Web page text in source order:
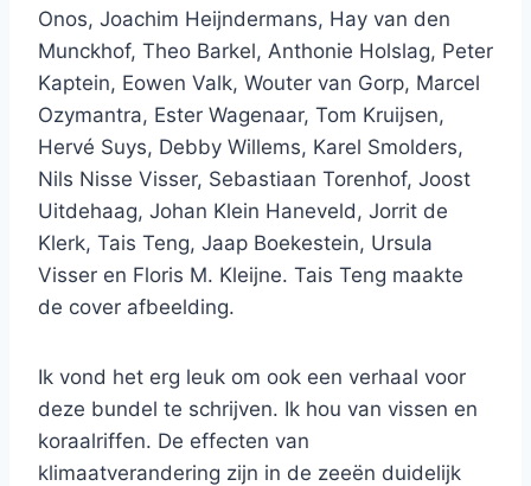
Onos, Joachim Heijndermans, Hay van den
Munckhof, Theo Barkel, Anthonie Holslag, Peter
Kaptein, Eowen Valk, Wouter van Gorp, Marcel
Ozymantra, Ester Wagenaar, Tom Kruijsen,
Hervé Suys, Debby Willems, Karel Smolders,
Nils Nisse Visser, Sebastiaan Torenhof, Joost
Uitdehaag, Johan Klein Haneveld, Jorrit de
Klerk, Tais Teng, Jaap Boekestein, Ursula
Visser en Floris M. Kleijne. Tais Teng maakte
de cover afbeelding.
Ik vond het erg leuk om ook een verhaal voor
deze bundel te schrijven. Ik hou van vissen en
koraalriffen. De effecten van
klimaatverandering zijn in de zeeën duidelijk